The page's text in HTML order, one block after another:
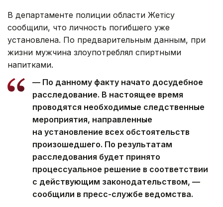
В департаменте полиции области Жетісу
сообщили, что личность погибшего уже
установлена. По предварительным данным, при
жизни мужчина злоупотреблял спиртными
напитками.
— По данному факту начато досудебное
расследование. В настоящее время
проводятся необходимые следственные
мероприятия, направленные
на установление всех обстоятельств
произошедшего. По результатам
расследования будет принято
процессуальное решение в соответствии
с действующим законодательством, —
сообщили в пресс-службе ведомства.